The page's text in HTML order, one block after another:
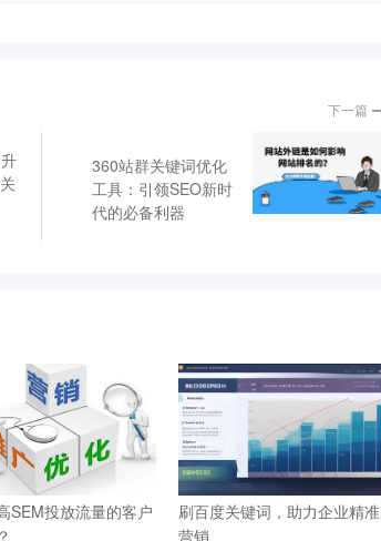
下一篇
360站群关键词优化
工具：引领SEO新时
代的必备利器
SEM投放流量的客户
刷百度关键词，助力企业精准
营销